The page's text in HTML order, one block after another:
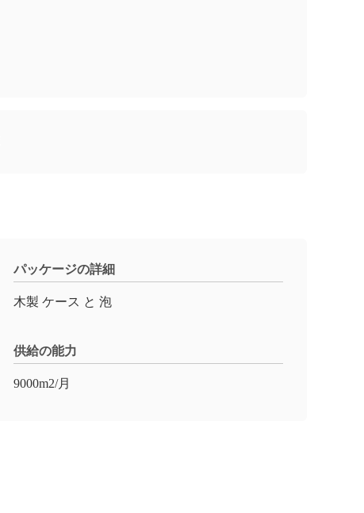
パッケージの詳細
木製 ケース と 泡
供給の能力
9000m2/月